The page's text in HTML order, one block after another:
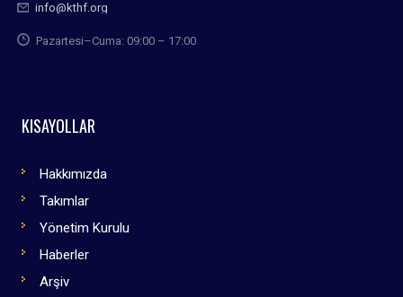
info@kthf.org
Pazartesi–Cuma: 09:00 – 17:00
KISAYOLLAR
Hakkımızda
Takımlar
Yönetim Kurulu
Haberler
Arşiv